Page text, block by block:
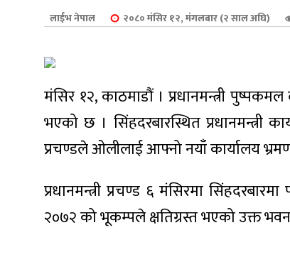
लाईभ नेपाल २०८० मंसिर १२, मंगलबार (२ साल अघि)
मंसिर १२, काठमाडौं । प्रधानमन्त्री
भएको छ । सिंहदरबारस्थित
प्रचण्डले ओलीलाई आफ्नो नयाँ कार्यालय
प्रधानमन्त्री प्रचण्ड ६ मंसिरमा
२०७२ को भूकम्पले क्षतिग्रस्त भएको उक्त भवन